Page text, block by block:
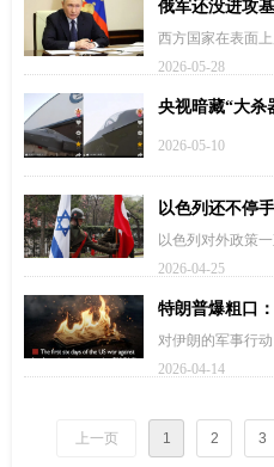
俄军还没进攻
北约对乌克兰
西方国家在表面
与经济压力将逐
智慧与勇气——能
2026-05-28
央视暗藏“大杀
天空要变天了
2026-05-10
以色列还不停
媒：以空军或先
以色列对外政策
在黎巴嫩南部，
应，如今又一北
2026-04-25
特朗普爆粗口
大麻烦”还是来了
对伊朗的军事行
权。特朗普一直
国政主动买单。现
2026-04-14
上一页 1 2 3